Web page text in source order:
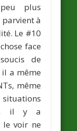
plus
parvient à
Le #10
face
de
a même
même
il y a
le voir ne